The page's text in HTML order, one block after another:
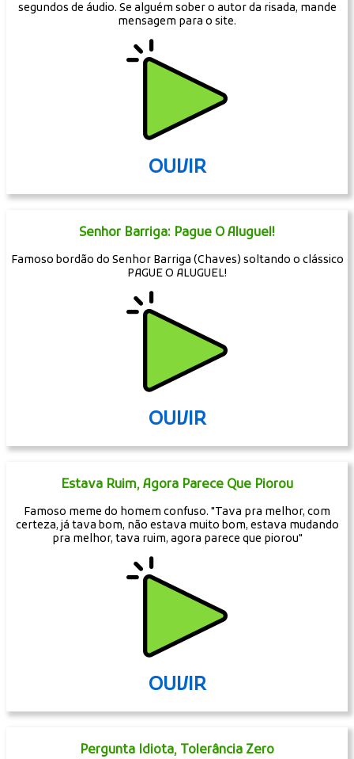
segundos de áudio. Se alguém sober o autor da risada, mande
mensagem para o site.
OUVIR
Senhor Barriga: Pague O Aluguel!
Famoso bordão do Senhor Barriga (Chaves) soltando o clássico
PAGUE O ALUGUEL!
OUVIR
Estava Ruim, Agora Parece Que Piorou
Famoso meme do homem confuso. "Tava pra melhor, com
certeza, já tava bom, não estava muito bom, estava mudando
pra melhor, tava ruim, agora parece que piorou"
OUVIR
Pergunta Idiota, Tolerância Zero